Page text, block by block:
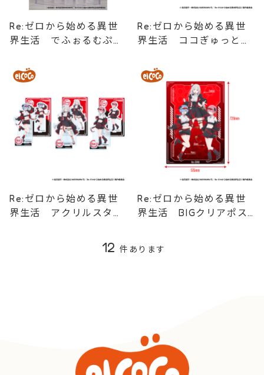
Re:ゼロから始める異世
界生活 でふぉるむぷら
ションデフォルメフィギ
ュア
Re:ゼロから始める異世
界生活 ココぎゅっと！
Re:ゼロから始める異世
界生活 アクリルスタン
Re:ゼロから始める異世
界生活 BIGクリアポス
12 件あります